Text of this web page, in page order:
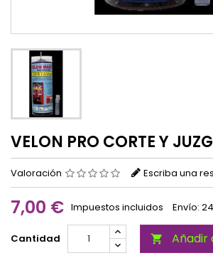
VELON PRO CORTE Y
Valoración Escriba una
7,00 € Impuestos incluidos Envío:
Cantidad  Añadir